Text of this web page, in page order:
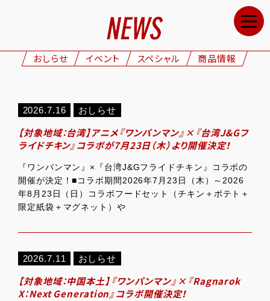
NEWS
STAFF&CAST
CHARACTERS
ONAIR
GOODS
MOVIE
SPECIAL
おしらせ イベント スペシャル 商品情報
2026.7.16 おしらせ
【対象地域：台湾】アニメ『ワンパンマン』×『台湾J&Gフ
ライドチキン』コラボが7月23日（木）より開催決定！
『ワンパンマン』×『台湾J&Gフライドチキン』コラボの
開催が決定！■コラボ期間2026年7月23日（木）～2026
年8月23日（日）コラボフードセット（チキン＋ポテト＋
限定紙袋＋マグネット）や
2026.7.11 おしらせ
【対象地域：中国本土】『ワンパンマン』×『Ragnarok
X：Next Generation』コラボ開催決定！